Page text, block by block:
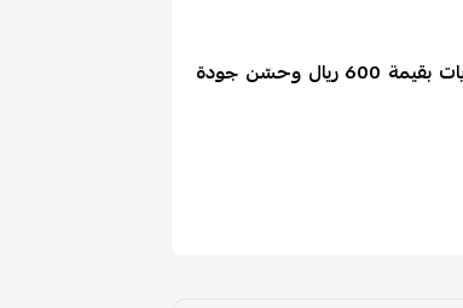
وجّه ميزانيتك نحو الأداء البدني العالي؛ احصل على كوبون مشتريات بقيمة 600 ريال وحسّن جودة